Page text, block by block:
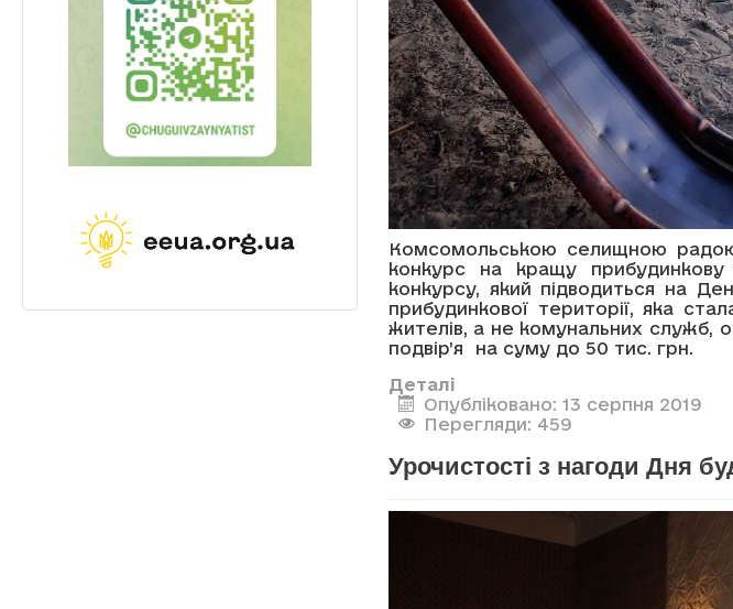
Комсомольською селищною
конкурс на кращу
конкурсу, який підводиться на
прибудинкової території, яка
жителів, а не комунальних служб,
подвір’я на суму до 50 тис. грн.
Деталі
Опубліковано: 13 серпня 2019
Перегляди: 459
Урочистості з нагоди Дня